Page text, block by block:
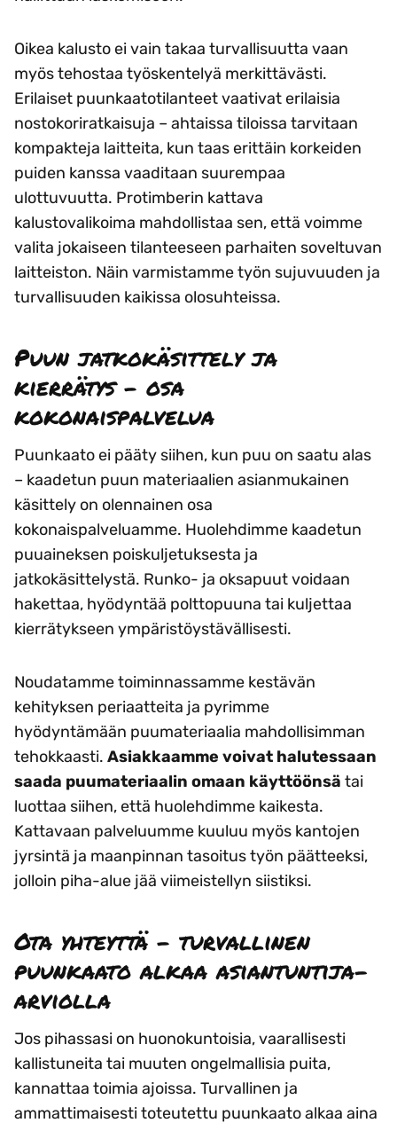
Oikea kalusto ei vain takaa turvallisuutta vaan
myös tehostaa työskentelyä merkittävästi.
Erilaiset puunkaatotilanteet vaativat erilaisia
nostokoriratkaisuja – ahtaissa tiloissa tarvitaan
kompakteja laitteita, kun taas erittäin korkeiden
puiden kanssa vaaditaan suurempaa
ulottuvuutta. Protimberin kattava
kalustovalikoima mahdollistaa sen, että voimme
valita jokaiseen tilanteeseen parhaiten soveltuvan
laitteiston. Näin varmistamme työn sujuvuuden ja
turvallisuuden kaikissa olosuhteissa.
Puun jatkokäsittely ja
kierrätys – osa
kokonaispalvelua
Puunkaato ei pääty siihen, kun puu on saatu alas
– kaadetun puun materiaalien asianmukainen
käsittely on olennainen osa
kokonaispalveluamme. Huolehdimme kaadetun
puuaineksen poiskuljetuksesta ja
jatkokäsittelystä. Runko- ja oksapuut voidaan
hakettaa, hyödyntää polttopuuna tai kuljettaa
kierrätykseen ympäristöystävällisesti.
Noudatamme toiminnassamme kestävän
kehityksen periaatteita ja pyrimme
hyödyntämään puumateriaalia mahdollisimman
tehokkaasti. Asiakkaamme voivat halutessaan
saada puumateriaalin omaan käyttöönsä tai
luottaa siihen, että huolehdimme kaikesta.
Kattavaan palveluumme kuuluu myös kantojen
jyrsintä ja maanpinnan tasoitus työn päätteeksi,
jolloin piha-alue jää viimeistellyn siistiksi.
Ota yhteyttä – turvallinen
puunkaato alkaa asiantuntija-
arviolla
Jos pihassasi on huonokuntoisia, vaarallisesti
kallistuneita tai muuten ongelmallisia puita,
kannattaa toimia ajoissa. Turvallinen ja
ammattimaisesti toteutettu puunkaato alkaa aina